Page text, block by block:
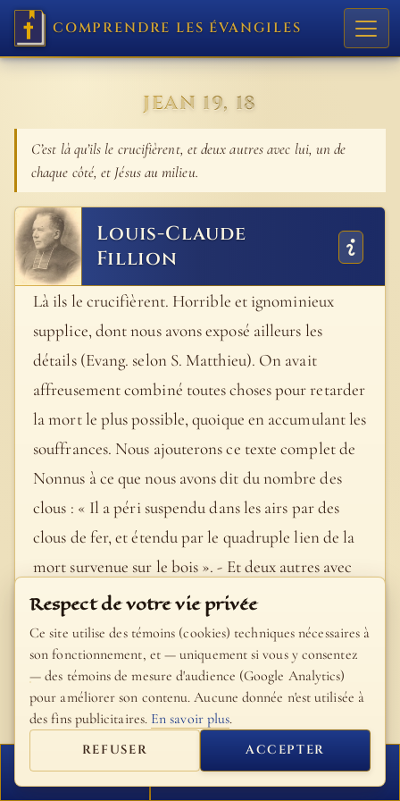
COMPRENDRE LES ÉVANGILES
JEAN 19, 18
C’est là qu’ils le crucifièrent, et deux autres avec lui, un de
chaque côté, et Jésus au milieu.
Louis-Claude
Fillion
Là ils le crucifièrent. Horrible et ignominieux
supplice, dont nous avons exposé ailleurs les
détails (Evang. selon S. Matthieu). On avait
affreusement combiné toutes choses pour retarder
la mort le plus possible, quoique en accumulant les
souffrances. Nous ajouterons ce texte complet de
Nonnus à ce que nous avons dit du nombre des
clous : « Il a péri suspendu dans les airs par des
clous de fer, et étendu par le quadruple lien de la
mort survenue sur le bois ». - Et deux autres avec
lui : deux malfaiteurs vulgaires, d’après les
narrations synoptiques. « La même peine pour
tous, mais pour des causes différentes », S.
Augustin. - Un de chaque côté, à droite et à gauche
de Jésus. L’expression grecque n’est employée qu’ici
et Act. 22, 2. - Et Jésus au milieu. « Contraste
dramatique » (Plummer). La place d’honneur
FERMER PROCHAIN VERSET
Respect de votre vie privée
Ce site utilise des témoins (cookies) techniques nécessaires à
son fonctionnement, et — uniquement si vous y consentez
— des témoins de mesure d'audience (Google Analytics)
pour améliorer son contenu. Aucune donnée n'est utilisée à
des fins publicitaires. En savoir plus.
REFUSER ACCEPTER